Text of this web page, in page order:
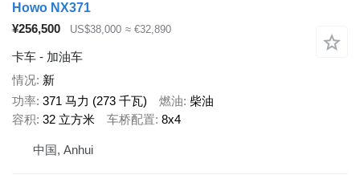
Howo NX371
¥256,500
US$38,000 ≈ €32,890
卡车 - 加油车
情况 新
功率 371 马力 (273 千瓦) 燃油 柴油
容积 32 立方米 车桥配置 8x4
中国, Anhui